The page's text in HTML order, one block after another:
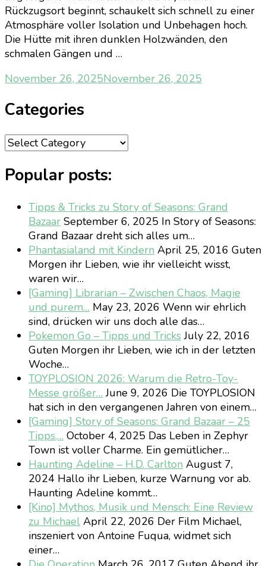
Rückzugsort beginnt, schaukelt sich schnell zu einer
Atmosphäre voller Isolation und Unbehagen hoch.
Die Hütte mit ihren dunklen Holzwänden, den
schmalen Gängen und …
November 26, 2025November 26, 2025
Categories
Categories
Popular posts:
Tipps & Tricks zu Story of Seasons: Grand
Bazaar September 6, 2025 In Story of Seasons:
Grand Bazaar dreht sich alles um…
Phantasialand mit Kindern April 25, 2016 Guten
Morgen ihr Lieben, wie ihr vielleicht wisst,
waren wir…
[Gaming] Librarian – Zwischen Chaos, Magie
und purem… May 23, 2026 Wenn wir ehrlich
sind, drücken wir uns doch alle das…
Pokemon Go – Tipps und TricksJuly 22, 2016
Guten Morgen ihr Lieben, wie ich in der letzten
Woche…
TOYPLOSION 2026: Warum die Retro-Toy-
Messe größer… June 9, 2026 Die TOYPLOSION
hat sich in den vergangenen Jahren von einem…
[Gaming] Story of Seasons: Grand Bazaar – 25
Tipps,… October 4, 2025 Das Leben in Zephyr
Town ist voller Charme. Ein gemütlicher…
Haunting Adeline – H.D. Carlton August 7,
2024 Hallo ihr Lieben, kurze Warnung vor ab.
Haunting Adeline kommt…
[Kino] Mythos, Musik und Mensch: Eine Review
zu Michael April 22, 2026 Der Film Michael,
inszeniert von Antoine Fuqua, widmet sich
einer…